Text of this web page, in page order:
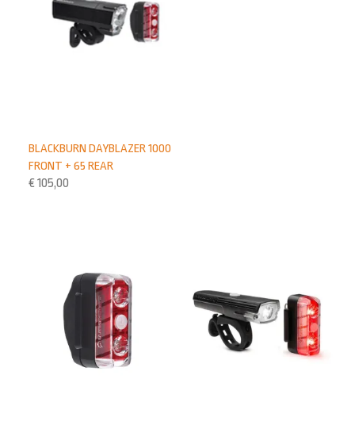
BLACKBURN DAYBLAZER 1000
FRONT + 65 REAR
€ 105,00